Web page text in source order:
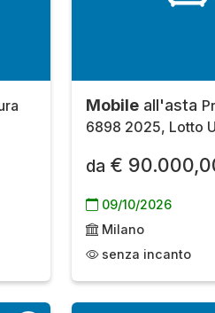
Mobile all'asta
6898 2025, Lotto
da €
09/10/2026
Milano
senza incanto